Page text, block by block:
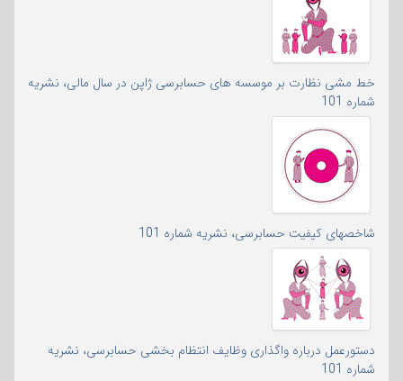
خط مشی نظارت بر موسسه های حسابرسی ژاپن در سال مالی، نشریه
شماره 101
شاخصهای کیفیت حسابرسی، نشریه شماره 101
دستورعمل درباره واگذاری وظایف انتظام بخشی حسابرسی، نشریه
شماره 101